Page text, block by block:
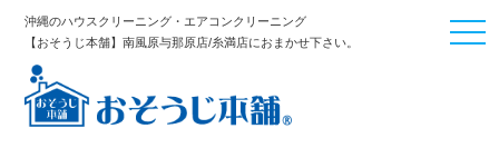
沖縄のハウスクリーニング・エアコンクリーニング
【おそうじ本舗】南風原与那原店/糸満店におまかせ下さい。